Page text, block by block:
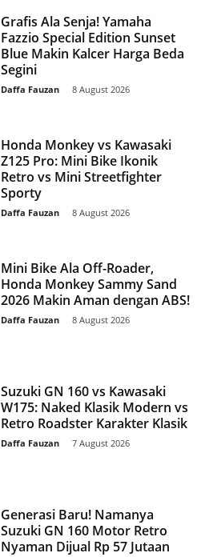
Grafis Ala Senja! Yamaha
Fazzio Special Edition Sunset
Blue Makin Kalcer Harga Beda
Segini
Daffa Fauzan 8 August 2026
Honda Monkey vs Kawasaki
Z125 Pro: Mini Bike Ikonik
Retro vs Mini Streetfighter
Sporty
Daffa Fauzan 8 August 2026
Mini Bike Ala Off-Roader,
Honda Monkey Sammy Sand
2026 Makin Aman dengan ABS!
Daffa Fauzan 8 August 2026
Suzuki GN 160 vs Kawasaki
W175: Naked Klasik Modern vs
Retro Roadster Karakter Klasik
Daffa Fauzan 7 August 2026
Generasi Baru! Namanya
Suzuki GN 160 Motor Retro
Nyaman Dijual Rp 57 Jutaan